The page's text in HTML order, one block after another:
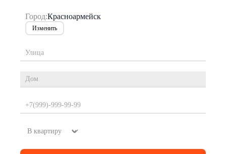
Город:Красноармейск
Изменить